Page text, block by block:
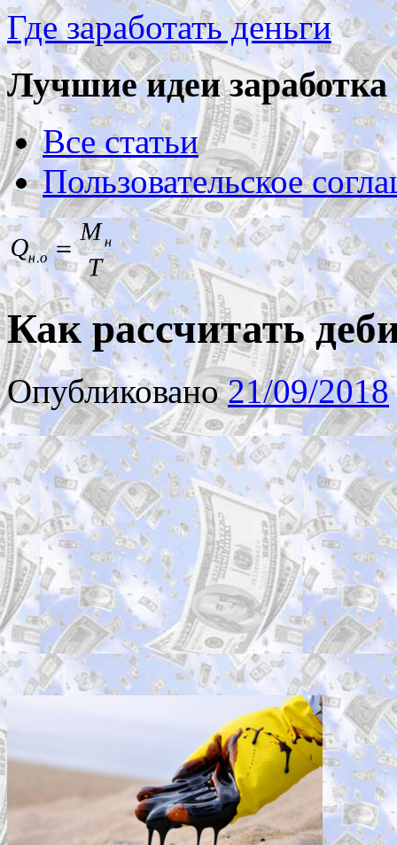
Где заработать деньги
Лучшие идеи заработка
Все статьи
Пользовательское
Как рассчитать
Опубликовано21/09/2018